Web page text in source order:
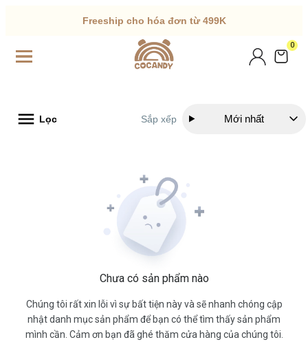
Freeship cho hóa đơn từ 499K
0
Lọc Mới nhất
Sắp xếp
Chưa có sản phẩm nào
Chúng tôi rất xin lỗi vì sự bất tiện này và sẽ nhanh chóng cập
nhật danh mục sản phẩm để bạn có thể tìm thấy sản phẩm
mình cần. Cảm ơn bạn đã ghé thăm cửa hàng của chúng tôi.